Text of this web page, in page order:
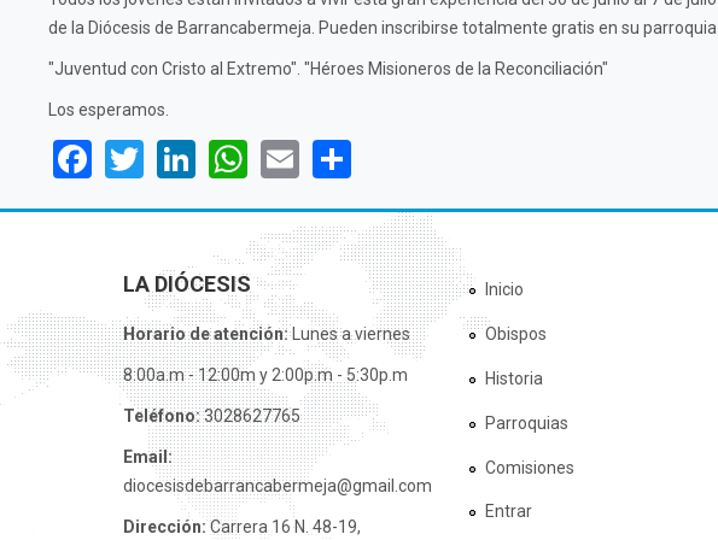
de la Diócesis de Barrancabermeja. Pueden inscribirse totalmente gratis en su parroquia
"Juventud con Cristo al Extremo". "Héroes Misioneros de la Reconciliación"
Los esperamos.
Facebook
TwitterLinkedIn
WhatsApp
Email
LA DIÓCESIS
Horario de atención:Lunes a viernes
8:00a.m - 12:00m y 2:00p.m - 5:30p.m
Teléfono:3028627765
Email:
diocesisdebarrancabermeja@gmail.com
Dirección:Carrera 16 N. 48-19,
Inicio
Obispos
Historia
Parroquias
Comisiones
Entrar